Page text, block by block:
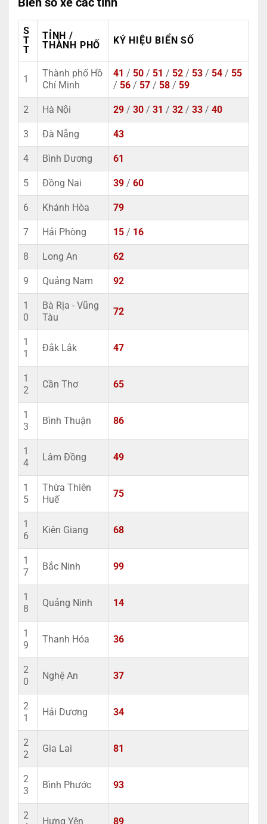
S
T
T
TỈNH /
THÀNH PHỐ
KÝ HIỆU BIỂN SỐ
1
Thành phố Hồ
Chí Minh
41 / 50 / 51 / 52 / 53 / 54 / 55
/ 56 / 57 / 58 / 59
2 Hà Nội 29 / 30 / 31 / 32 / 33 / 40
3 Đà Nẵng 43
4 Bình Dương 61
5 Đồng Nai 39 / 60
6 Khánh Hòa 79
7 Hải Phòng 15 / 16
8 Long An 62
9 Quảng Nam 92
1
0
Bà Rịa - Vũng
Tàu
72
1
1
Đắk Lắk 47
1
2
Cần Thơ 65
1
3
Bình Thuận 86
1
4
Lâm Đồng 49
1
5
Thừa Thiên
Huế
75
1
6
Kiên Giang 68
1
7
Bắc Ninh 99
1
8
Quảng Ninh 14
1
9
Thanh Hóa 36
2
0
Nghệ An 37
2
1
Hải Dương 34
2
2
Gia Lai 81
2
3
Bình Phước 93
2
Hưng Yên 89